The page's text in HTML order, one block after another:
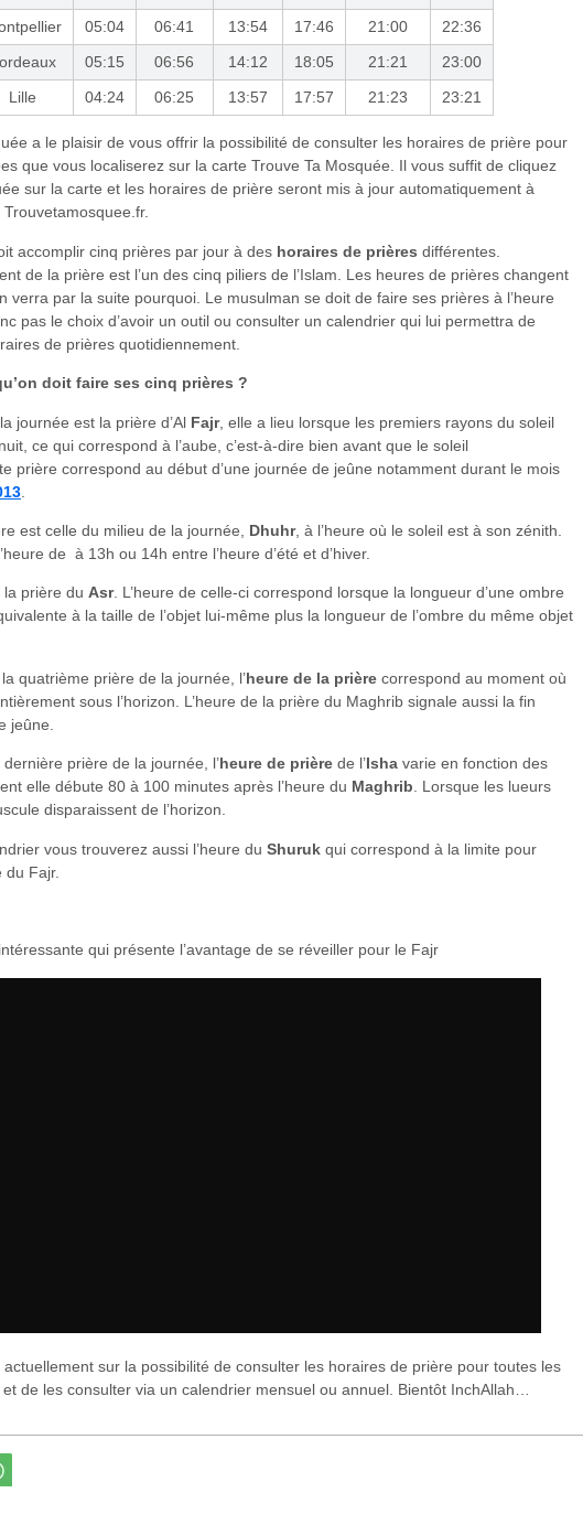
05:04 06:41 13:54 17:46 21:00
22:36
05:15 06:56 14:12 18:05 21:21
23:00
Lille
04:24 06:25 13:57 17:57 21:23 23:21
a le plaisir de vous offrir la possibilité de consulter les horaires de prière pour
que vous localiserez sur la carte Trouve Ta Mosquée. Il vous suffit de cliquez
sur la carte et les horaires de prière seront mis à jour automatiquement à
accomplir cinq prières par jour à des horaires de prières différentes.
de la prière est l’un des cinq piliers de l’Islam. Les heures de prières changent
verra par la suite pourquoi. Le musulman se doit de faire ses prières à l’heure
pas le choix d’avoir un outil ou consulter un calendrier qui lui permettra de
de prières quotidiennement.
doit faire ses cinq prières ?
journée est la prière d’Al Fajr, elle a lieu lorsque les premiers rayons du soleil
ce qui correspond à l’aube, c’est-à-dire bien avant que le soleil
prière correspond au début d’une journée de jeûne notamment durant le mois
est celle du milieu de la journée, Dhuhr, à l’heure où le soleil est à son zénith.
de à 13h ou 14h entre l’heure d’été et d’hiver.
la prière du Asr. L’heure de celle-ci correspond lorsque la longueur d’une ombre
à la taille de l’objet lui-même plus la longueur de l’ombre du même objet
quatrième prière de la journée, l’heure de la prière correspond au moment où
sous l’horizon. L’heure de la prière du Maghrib signale aussi la fin
jeûne.
prière de la journée, l’heure de prière de l’Isha varie en fonction des
elle débute 80 à 100 minutes après l’heure du Maghrib . Lorsque les lueurs
disparaissent de l’horizon.
vous trouverez aussi l’heure du Shuruk qui correspond à la limite pour
du Fajr.
qui présente l’avantage de se réveiller pour le Fajr
actuellement sur la possibilité de consulter les horaires de prière pour toutes les
de les consulter via un calendrier mensuel ou annuel. Bientôt InchAllah…